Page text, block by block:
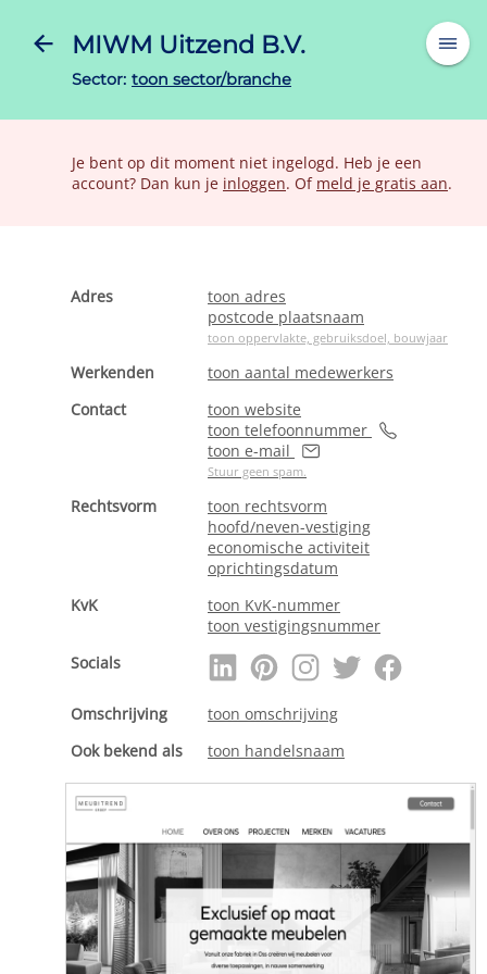
MIWM Uitzend B.V.
Sector: toon sector/branche
Je bent op dit moment niet ingelogd. Heb je een
account? Dan kun je inloggen. Of meld je gratis aan.
Adres
toon adres
postcode plaatsnaam
toon oppervlakte, gebruiksdoel, bouwjaar
Werkenden
toon aantal medewerkers
Contact
toon website
toon telefoonnummer
toon e-mail
Stuur geen spam.
Rechtsvorm
toon rechtsvorm
hoofd/neven-vestiging
economische activiteit
oprichtingsdatum
KvK
toon KvK-nummer
toon vestigingsnummer
Socials
Omschrijving
toon omschrijving
Ook bekend als
toon handelsnaam